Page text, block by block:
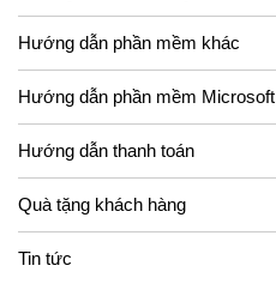
Hướng dẫn phần mềm khác
Hướng dẫn phần mềm Microsoft
Hướng dẫn thanh toán
Quà tặng khách hàng
Tin tức